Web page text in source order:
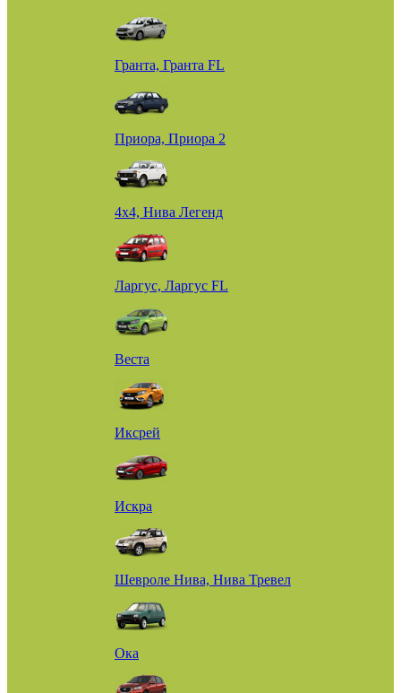
Гранта, Гранта FL
Приора, Приора 2
4х4, Нива Легенд
Ларгус, Ларгус FL
Веста
Иксрей
Искра
Шевроле Нива, Нива Тревел
Ока